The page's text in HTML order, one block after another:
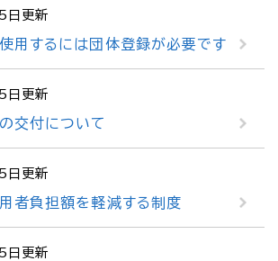
更新
用するには団体登録が必要です
更新
交付について
更新
者負担額を軽減する制度
更新